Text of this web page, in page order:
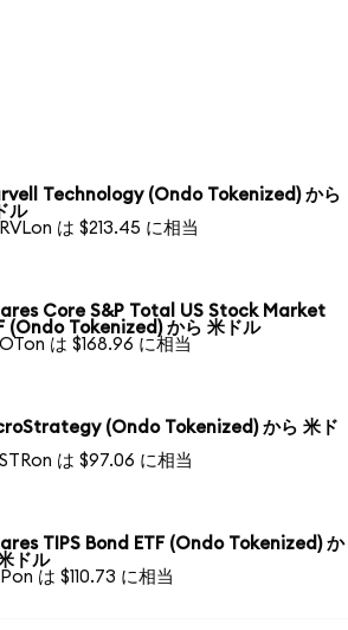
Technology (Ondo Tokenized) から
ル
は $213.45 に相当
Core S&P Total US Stock Market
(Ondo Tokenized) から 米ドル
は $168.96 に相当
(Ondo Tokenized) から 米ド
は $97.06 に相当
TIPS Bond ETF (Ondo Tokenized) か
ドル
は $110.73 に相当